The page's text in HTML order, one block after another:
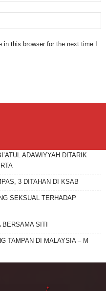
this browser for the next time I
ADAWIYYAH DITARIK
3 DITAHAN DI KSAB
SEKSUAL TERHADAP
SITI
TAMPAN DI MALAYSIA – M